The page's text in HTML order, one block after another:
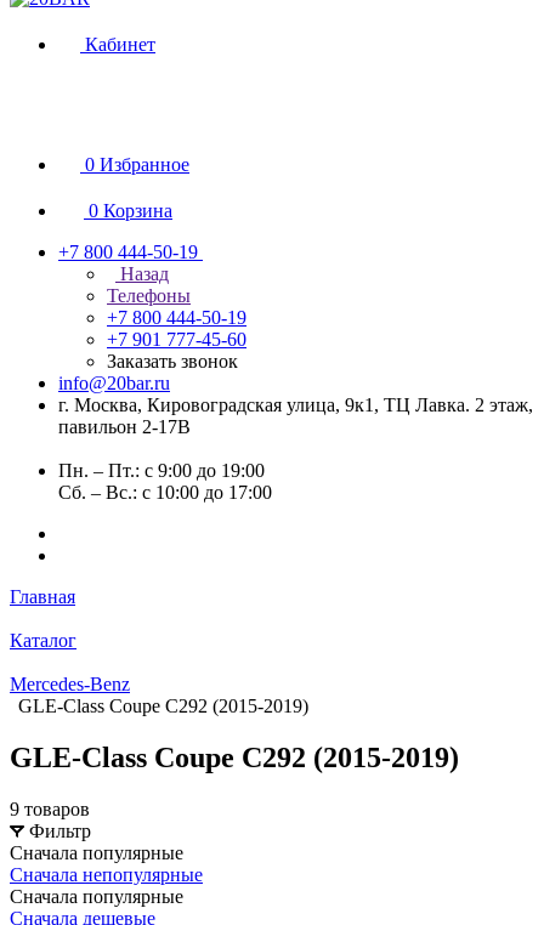
Кабинет
0 Избранное
0 Корзина
+7 800 444-50-19
Назад
Телефоны
+7 800 444-50-19
+7 901 777-45-60
Заказать звонок
info@20bar.ru
г. Москва, Кировоградская улица, 9к1, ТЦ Лавка. 2 этаж,
павильон 2-17В
Пн. – Пт.: с 9:00 до 19:00
Сб. – Вс.: с 10:00 до 17:00
Главная
Каталог
Mercedes-Benz
GLE-Class Coupe C292 (2015-2019)
GLE-Class Coupe C292 (2015-2019)
9 товаров
Фильтр
Сначала популярные
Сначала непопулярные
Сначала популярные
Сначала дешевые